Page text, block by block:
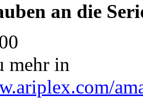
an die
mehr in